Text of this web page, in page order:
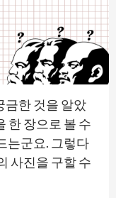
금한 것을 알았
한 장으로 볼 수
는군요. 그렇다
사진을 구할 수